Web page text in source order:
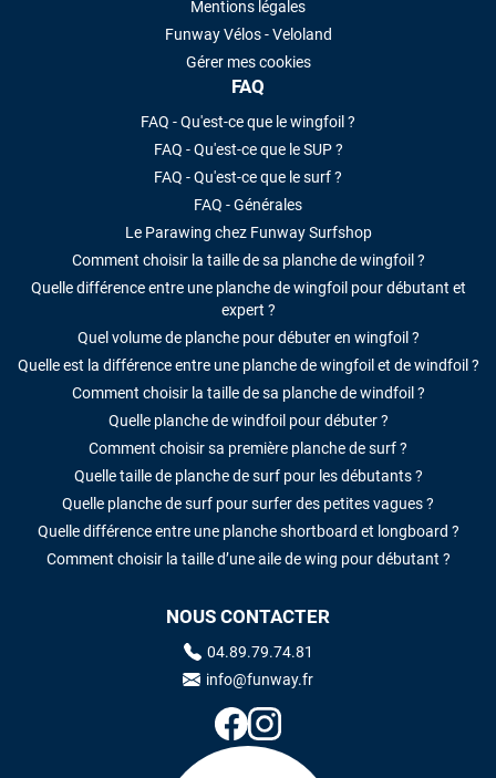
Mentions légales
Funway Vélos - Veloland
Gérer mes cookies
FAQ
FAQ - Qu'est-ce que le wingfoil ?
FAQ - Qu'est-ce que le SUP ?
FAQ - Qu'est-ce que le surf ?
FAQ - Générales
Le Parawing chez Funway Surfshop
Comment choisir la taille de sa planche de wingfoil ?
Quelle différence entre une planche de wingfoil pour débutant et
expert ?
Quel volume de planche pour débuter en wingfoil ?
Quelle est la différence entre une planche de wingfoil et de windfoil ?
Comment choisir la taille de sa planche de windfoil ?
Quelle planche de windfoil pour débuter ?
Comment choisir sa première planche de surf ?
Quelle taille de planche de surf pour les débutants ?
Quelle planche de surf pour surfer des petites vagues ?
Quelle différence entre une planche shortboard et longboard ?
Comment choisir la taille d’une aile de wing pour débutant ?
NOUS CONTACTER
04.89.79.74.81
info@funway.fr